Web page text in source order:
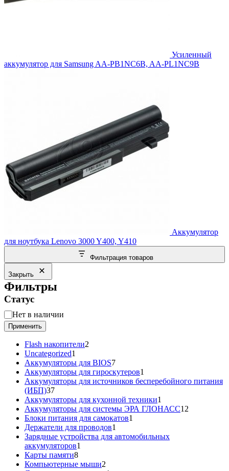
Усиленный
аккумулятор для Samsung AA-PB1NC6B, AA-PL1NC9B
Аккумулятор
для ноутбука Lenovo 3000 Y400, Y410
Фильтрация товаров
Закрыть
Фильтры
Статус
Статус
Нет в наличии
Применить
Flash накопители2
Uncategorized1
товар
Аккумуляторы для BIOS77
товаров
Аккумуляторы для гироскутеров1
товар
Аккумуляторы для источников бесперебойного питания
(ИБП)3737
товаров
Аккумуляторы для кухонной техники1
товар
Аккумуляторы для системы ЭРА ГЛОНАСС12
Блоки питания для самокатов1
Держатели для проводов1
товар
Зарядные устройства для автомобильных
аккумуляторов1
Карты памяти88
товаров
Компьютерные мыши2